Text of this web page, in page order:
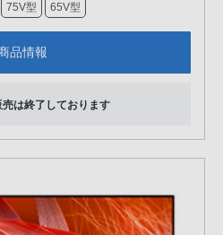
75V型 65V型
品情報
は終了しております